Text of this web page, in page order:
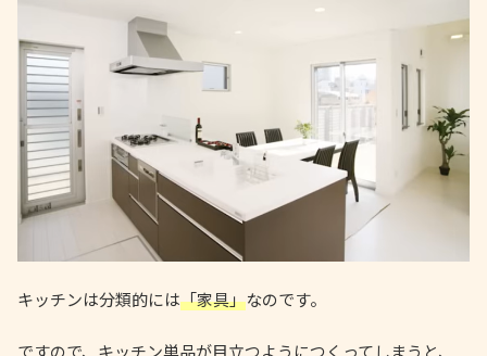
キッチンは分類的には「家具」なのです。